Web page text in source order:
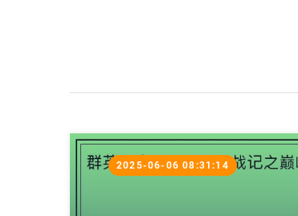
2025-06-06 08:31:14